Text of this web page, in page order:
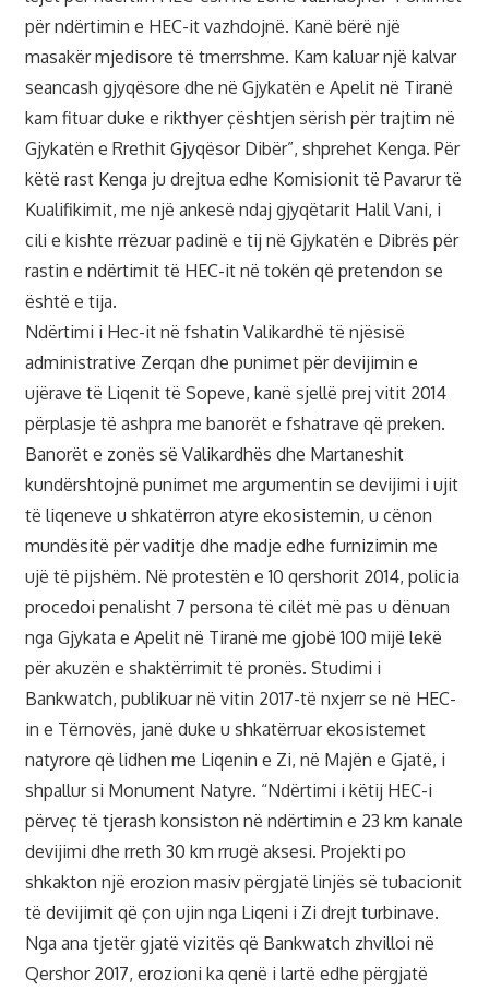
për ndërtimin e HEC-it vazhdojnë. Kanë bërë një
masakër mjedisore të tmerrshme. Kam kaluar një kalvar
seancash gjyqësore dhe në Gjykatën e Apelit në Tiranë
kam fituar duke e rikthyer çështjen sërish për trajtim në
Gjykatën e Rrethit Gjyqësor Dibër”, shprehet Kenga. Për
këtë rast Kenga ju drejtua edhe Komisionit të Pavarur të
Kualifikimit, me një ankesë ndaj gjyqëtarit Halil Vani, i
cili e kishte rrëzuar padinë e tij në Gjykatën e Dibrës për
rastin e ndërtimit të HEC-it në tokën që pretendon se
është e tija.
Ndërtimi i Hec-it në fshatin Valikardhë të njësisë
administrative Zerqan dhe punimet për devijimin e
ujërave të Liqenit të Sopeve, kanë sjellë prej vitit 2014
përplasje të ashpra me banorët e fshatrave që preken.
Banorët e zonës së Valikardhës dhe Martaneshit
kundërshtojnë punimet me argumentin se devijimi i ujit
të liqeneve u shkatërron atyre ekosistemin, u cënon
mundësitë për vaditje dhe madje edhe furnizimin me
ujë të pijshëm. Në protestën e 10 qershorit 2014, policia
procedoi penalisht 7 persona të cilët më pas u dënuan
nga Gjykata e Apelit në Tiranë me gjobë 100 mijë lekë
për akuzën e shaktërrimit të pronës. Studimi i
Bankwatch, publikuar në vitin 2017-të nxjerr se në HEC-
in e Tërnovës, janë duke u shkatërruar ekosistemet
natyrore që lidhen me Liqenin e Zi, në Majën e Gjatë, i
shpallur si Monument Natyre. “Ndërtimi i këtij HEC-i
përveç të tjerash konsiston në ndërtimin e 23 km kanale
devijimi dhe rreth 30 km rrugë aksesi. Projekti po
shkakton një erozion masiv përgjatë linjës së tubacionit
të devijimit që çon ujin nga Liqeni i Zi drejt turbinave.
Nga ana tjetër gjatë vizitës që Bankwatch zhvilloi në
Qershor 2017, erozioni ka qenë i lartë edhe përgjatë